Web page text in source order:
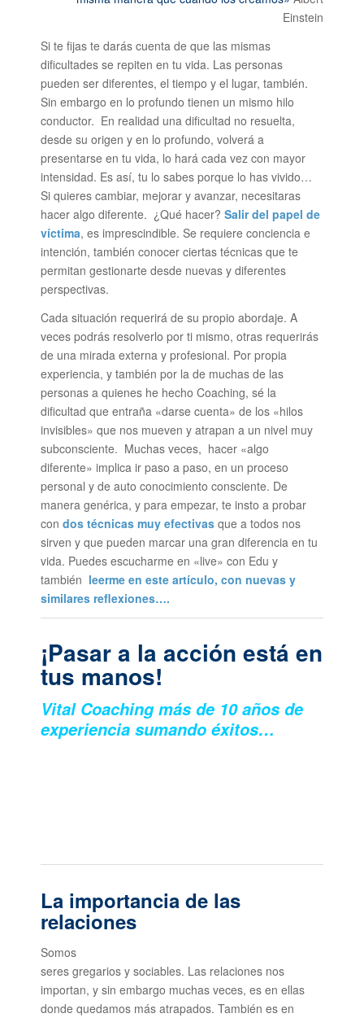
Einstein
Si te fijas te darás cuenta de que las mismas
dificultades se repiten en tu vida. Las personas
pueden ser diferentes, el tiempo y el lugar, también.
Sin embargo en lo profundo tienen un mismo hilo
conductor. En realidad una dificultad no resuelta,
desde su origen y en lo profundo, volverá a
presentarse en tu vida, lo hará cada vez con mayor
intensidad. Es así, tu lo sabes porque lo has vivido…
Si quieres cambiar, mejorar y avanzar, necesitaras
hacer algo diferente. ¿Qué hacer? Salir del papel de
víctima, es imprescindible. Se requiere conciencia e
intención, también conocer ciertas técnicas que te
permitan gestionarte desde nuevas y diferentes
perspectivas.
Cada situación requerirá de su propio abordaje. A
veces podrás resolverlo por ti mismo, otras requerirás
de una mirada externa y profesional. Por propia
experiencia, y también por la de muchas de las
personas a quienes he hecho Coaching, sé la
dificultad que entraña «darse cuenta» de los «hilos
invisibles» que nos mueven y atrapan a un nivel muy
subconsciente. Muchas veces, hacer «algo
diferente» implica ir paso a paso, en un proceso
personal y de auto conocimiento consciente. De
manera genérica, y para empezar, te insto a probar
con dos técnicas muy efectivasque a todos nos
sirven y que pueden marcar una gran diferencia en tu
vida. Puedes escucharme en «live» con Edu y
también leerme en este artículo, con nuevas y
similares reflexiones….
¡Pasar a la acción está en
tus manos!
Vital Coaching más de 10 años de
experiencia sumando éxitos…
La importancia de las
relaciones
Somos
seres gregarios y sociables. Las relaciones nos
importan, y sin embargo muchas veces, es en ellas
donde quedamos más atrapados. También es en